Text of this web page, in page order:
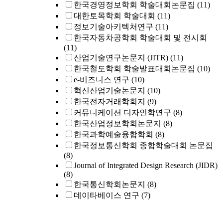
한국경영정보학회 학술대회논문집 (11)
대한토목학회 학술대회 (11)
정보기술아키텍처연구 (11)
한국자동차공학회 학술대회 및 전시회
(11)
산업기술연구논문지 (JITR) (11)
한국철도학회 학술발표대회논문집 (10)
e-비즈니스 연구 (10)
혁신산업기술논문지 (10)
한국전자거래학회지 (9)
커뮤니케이션 디자인학연구 (8)
한국산업정보학회논문지 (8)
한국과학예술융합학회 (8)
한국정보통신학회 종합학술대회 논문집
(8)
Journal of Integrated Design Research (JIDR)
(8)
한국통신학회논문지 (8)
데이타베이스 연구 (7)